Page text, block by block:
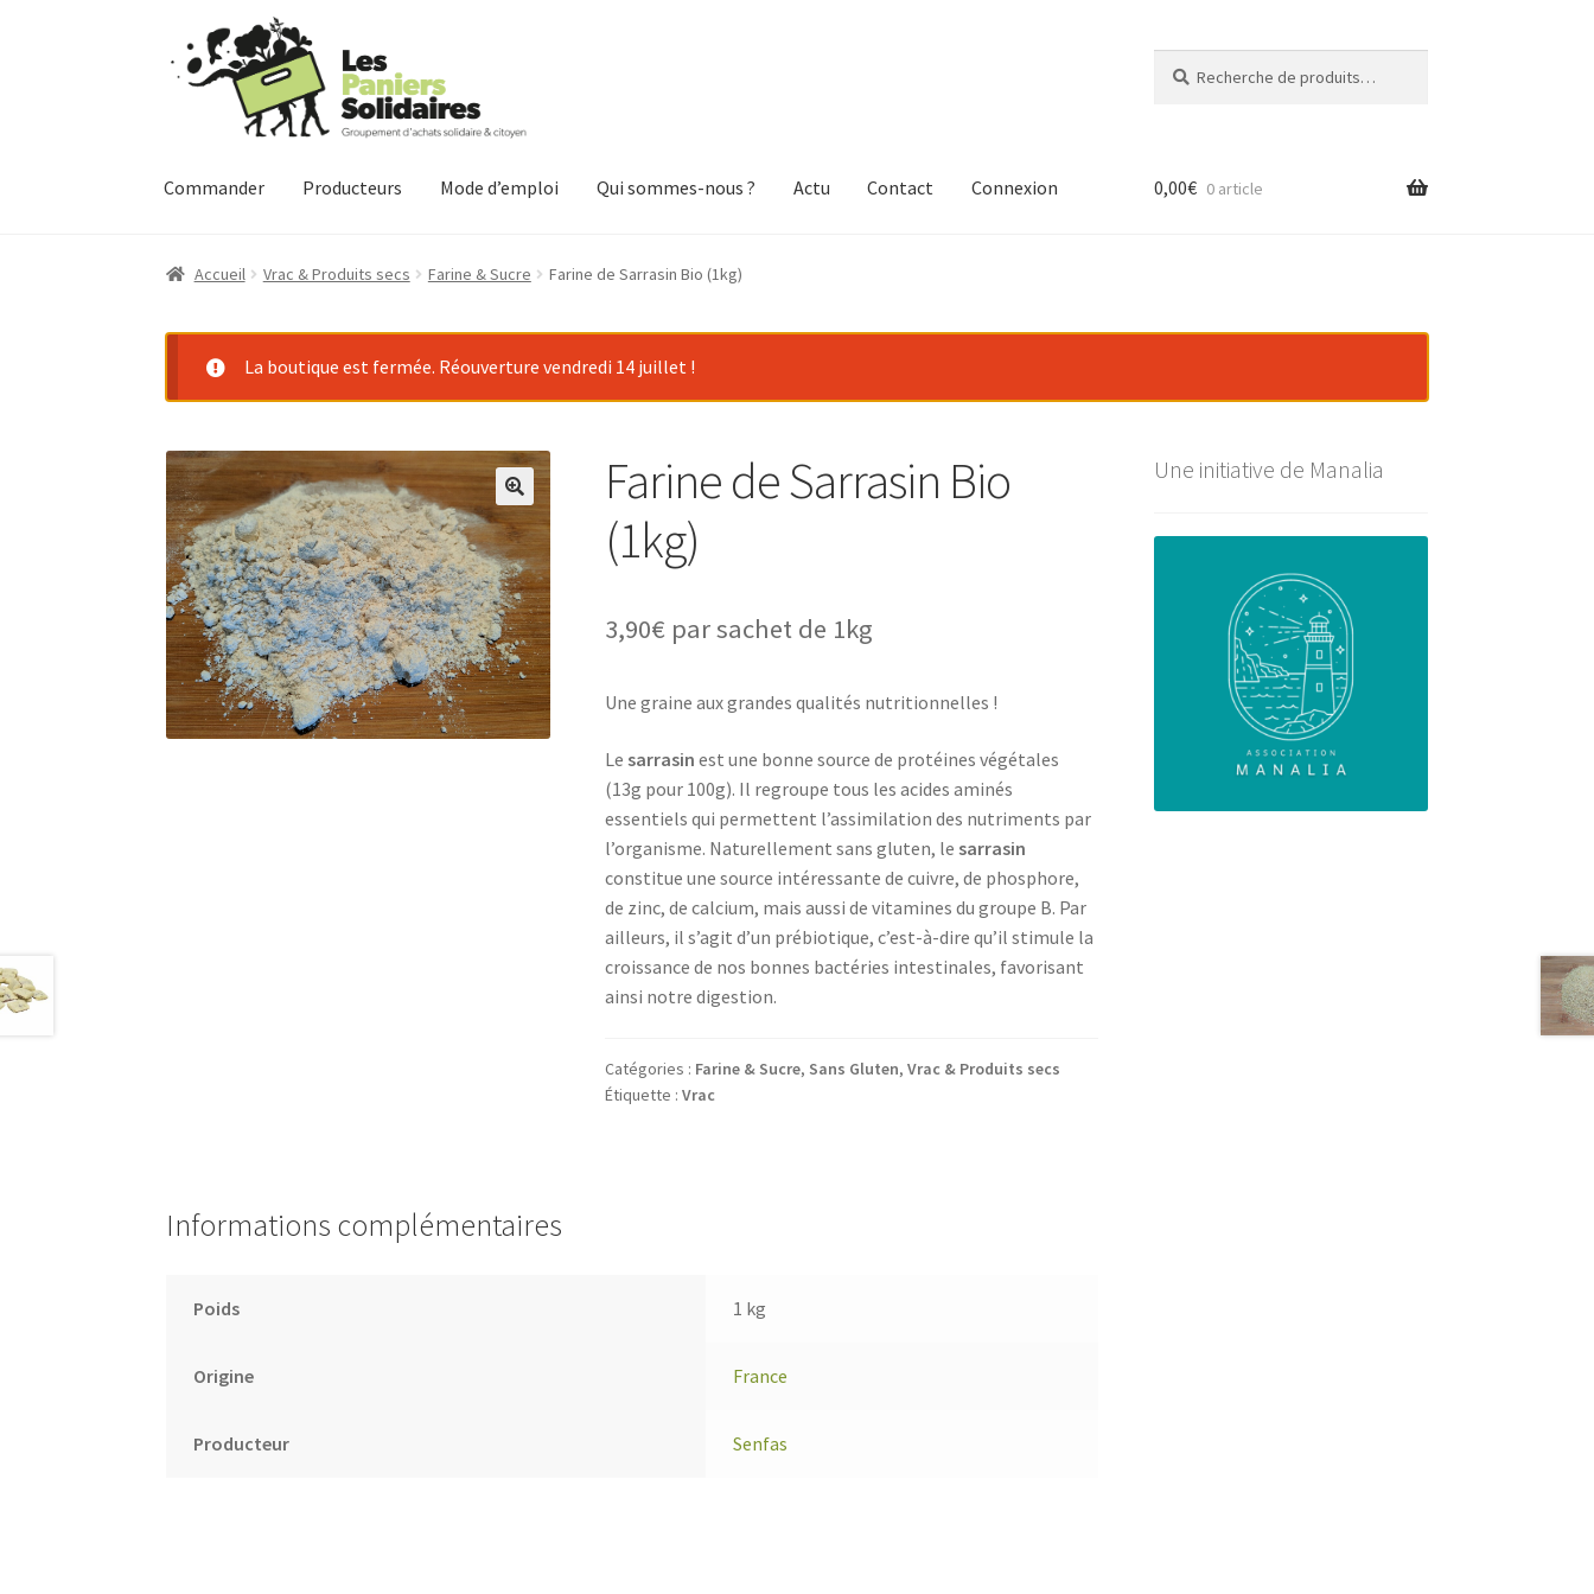
Aller
Aller
pour :
Commander Producteurs Mode d’emploi Qui sommes-nous ? Actu Contact Connexion 0,00€ 0 article
Accueil Vrac & Produits secs Farine & Sucre Farine de Sarrasin Bio (1kg)
La boutique est fermée. Réouverture vendredi 14 juillet !
Farine de Sarrasin Bio
(1kg)
3,90€ par sachet de 1kg
Une graine aux grandes qualités nutritionnelles !
Lesarrasin est une bonne source de protéines végétales
(13g pour 100g). Il regroupe tous les acides aminés
essentiels qui permettent l’assimilation des nutriments par
l’organisme. Naturellement sans gluten, lesarrasin
constitue une source intéressante de cuivre, de phosphore,
de zinc, de calcium, mais aussi de vitamines du groupe B. Par
ailleurs, il s’agit d’un prébiotique, c’est-à-dire qu’il stimule la
croissance de nos bonnes bactéries intestinales, favorisant
ainsi notre digestion.
Catégories : Farine & Sucre, Sans Gluten,Vrac & Produits secs
Étiquette :Vrac
Informations complémentaires
Poids 1 kg
Origine France
Producteur Senfas
Une initiative de Manalia